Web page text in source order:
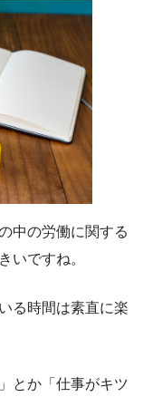
中の労働に関する
いですね。
る時間は素直に楽
とか「仕事がキツ